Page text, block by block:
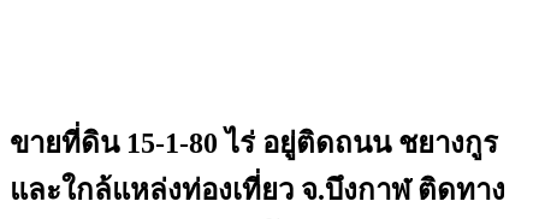
ขายที่ดิน 15-1-80 ไร่ อยู่ติดถนน ชยางกูร
และใกล้แหล่งท่องเที่ยว จ.บึงกาฬ ติดทาง